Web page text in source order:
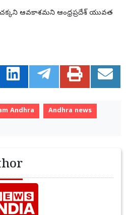
ఆవకాశమని ఆంధ్రప్రదేశ్ యువత
Andhra
Andhra news